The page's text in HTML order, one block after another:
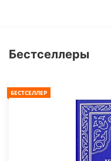
Бестселлеры
БЕСТСЕЛЛЕР